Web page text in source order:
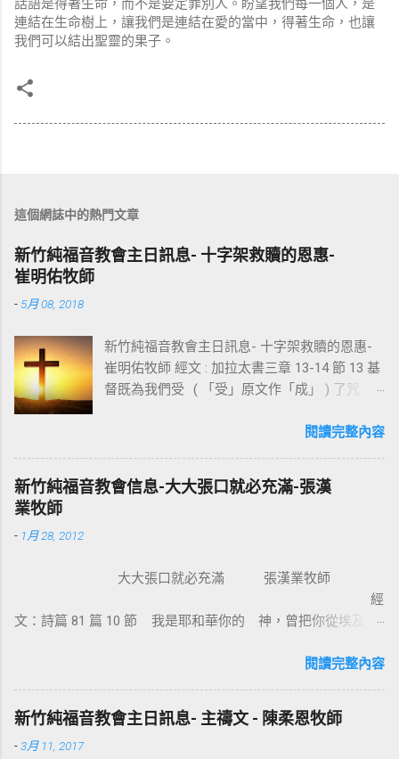
話語是得著生命，而不是要定罪別人。盼望我們每一個人，是
連結在生命樹上，讓我們是連結在愛的當中，得著生命，也讓
我們可以結出聖靈的果子。
這個網誌中的熱門文章
新竹純福音教會主日訊息- 十字架救贖的恩惠-
崔明佑牧師
- 5月 08, 2018
新竹純福音教會主日訊息- 十字架救贖的恩惠-
崔明佑牧師 經文 : 加拉太書三章 13-14 節 13 基
督既為我們受 ( 「受」原文作「成」 ) 了咒
著：「凡掛在木頭上都是被咒詛的。」 14 這
人，使我們因信得著所應許的聖靈。 基督教
信仰的核心是十字架，不管我們的知識理念如
穌基督並祂釘十字架，我不傳別的。今天我們
所需要的，就是耶穌基督並祂釘十字架。保羅
說耶穌基督就是神的智慧、神的能力，我們是
基督裡，他就是新造的人，舊事已過，都變成
新的了。 在基督裡成為新造的人有兩個意義：
一是修理舊的，使它能像新的一樣；二是把舊
的全部拆毀，再重新建立，根本上就完全改
閱讀完整內容
新竹純福音教會信息-大大張口就必充滿-張漢
業牧師
- 1月 28, 2012
大大張口就必充滿 張漢業牧師
經
文：詩篇 81 篇 10 節 我是耶和華你的 神，曾把你從埃及地
張口？因為我們要得著救恩、恩典、醫治和救贖。耶穌把撒瑪
知我素來所行的一切。她就到城裏跟眾人作見證：「這位耶
穌，祂把我素來所行的，都說出來了」。彼得和約翰到美門
口，看見一位生來瘸腿的，彼得說：【 金和銀我都没有，只把
閱讀完整內容
新竹純福音教會主日訊息- 主禱文 - 陳柔恩牧師
-3月 11, 2017